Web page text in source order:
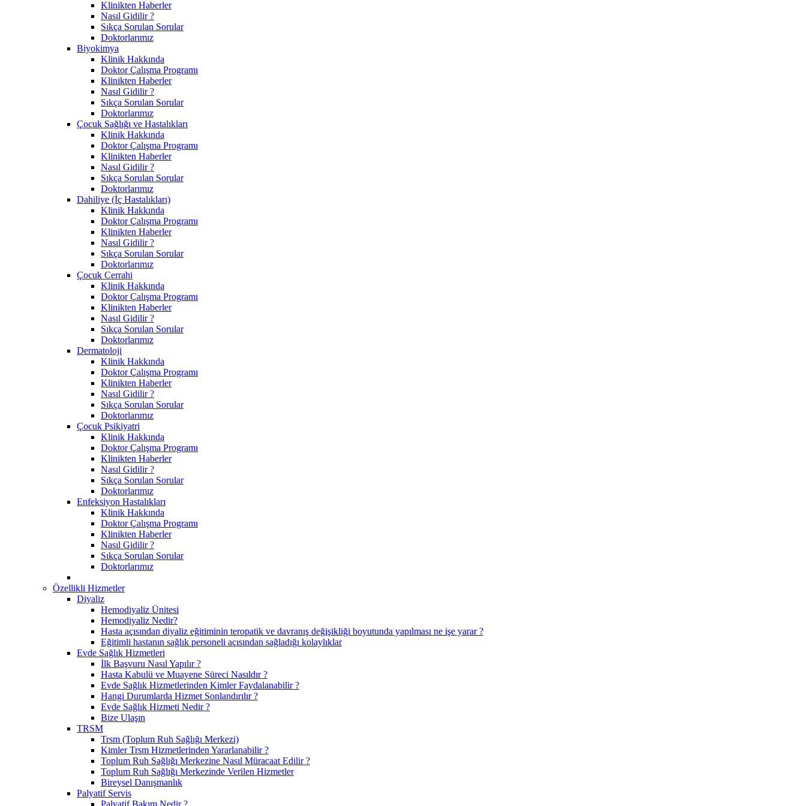
Klinikten Haberler
Nasıl Gidilir ?
Sıkça Sorulan Sorular
Doktorlarımız
Biyokimya
Klinik Hakkında
Doktor Çalışma Programı
Klinikten Haberler
Nasıl Gidilir ?
Sıkça Sorulan Sorular
Doktorlarımız
Çocuk Sağlığı ve Hastalıkları
Klinik Hakkında
Doktor Çalışma Programı
Klinikten Haberler
Nasıl Gidilir ?
Sıkça Sorulan Sorular
Doktorlarımız
Dahiliye (İç Hastalıkları)
Klinik Hakkında
Doktor Çalışma Programı
Klinikten Haberler
Nasıl Gidilir ?
Sıkça Sorulan Sorular
Doktorlarımız
Çocuk Cerrahi
Klinik Hakkında
Doktor Çalışma Programı
Klinikten Haberler
Nasıl Gidilir ?
Sıkça Sorulan Sorular
Doktorlarımız
Dermatoloji
Klinik Hakkında
Doktor Çalışma Programı
Klinikten Haberler
Nasıl Gidilir ?
Sıkça Sorulan Sorular
Doktorlarımız
Çocuk Psikiyatri
Klinik Hakkında
Doktor Çalışma Programı
Klinikten Haberler
Nasıl Gidilir ?
Sıkça Sorulan Sorular
Doktorlarımız
Enfeksiyon Hastalıkları
Klinik Hakkında
Doktor Çalışma Programı
Klinikten Haberler
Nasıl Gidilir ?
Sıkça Sorulan Sorular
Doktorlarımız
Özellikli Hizmetler
Diyaliz
Hemodiyaliz Ünitesi
Hemodiyaliz Nedir?
Hasta açısından diyaliz eğitiminin teropatik ve davranış değişikliği boyutunda yapılması ne işe yarar ?
Eğitimli hastanın sağlık personeli açısından sağladığı kolaylıklar
Evde Sağlık Hizmetleri
İlk Başvuru Nasıl Yapılır ?
Hasta Kabulü ve Muayene Süreci Nasıldır ?
Evde Sağlık Hizmetlerinden Kimler Faydalanabilir ?
Hangi Durumlarda Hizmet Sonlandırılır ?
Evde Sağlık Hizmeti Nedir ?
Bize Ulaşın
TRSM
Trsm (Toplum Ruh Sağlığı Merkezi)
Kimler Trsm Hizmetlerinden Yararlanabilir ?
Toplum Ruh Sağlığı Merkezine Nasıl Müracaat Edilir ?
Toplum Ruh Sağlığı Merkezinde Verilen Hizmetler
Bireysel Danışmanlık
Palyatif Servis
Palyatif Bakım Nedir ?